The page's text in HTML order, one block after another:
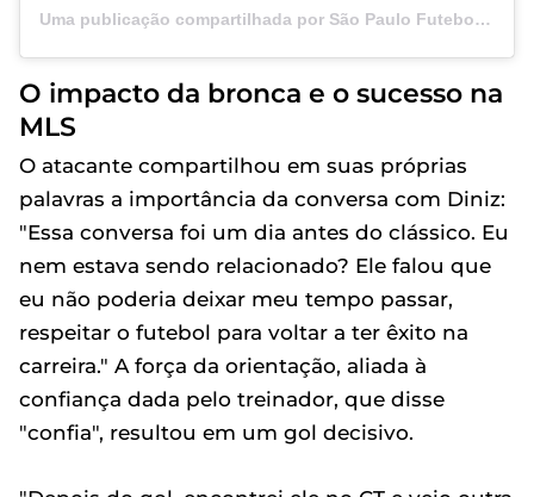
Uma publicação compartilhada por São Paulo Futebol Clube (@saopaulofc)
O impacto da bronca e o sucesso na
MLS
O atacante compartilhou em suas próprias
palavras a importância da conversa com Diniz:
"Essa conversa foi um dia antes do clássico. Eu
nem estava sendo relacionado? Ele falou que
eu não poderia deixar meu tempo passar,
respeitar o futebol para voltar a ter êxito na
carreira." A força da orientação, aliada à
confiança dada pelo treinador, que disse
"confia", resultou em um gol decisivo.